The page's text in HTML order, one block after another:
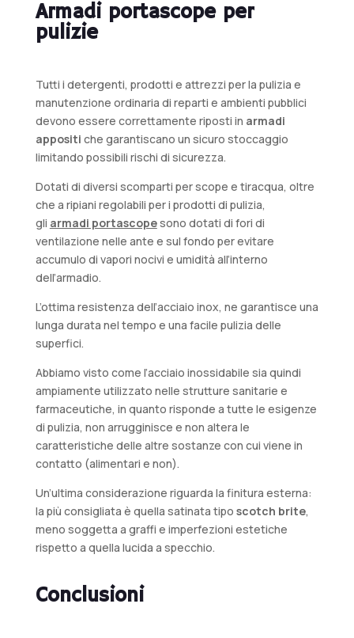
Armadi portascope per
pulizie
Tutti i detergenti, prodotti e attrezzi per la pulizia e
manutenzione ordinaria di reparti e ambienti pubblici
devono essere correttamente riposti in armadi
appositi che garantiscano un sicuro stoccaggio
limitando possibili rischi di sicurezza.
Dotati di diversi scomparti per scope e tiracqua, oltre
che a ripiani regolabili per i prodotti di pulizia,
gli armadi portascopesono dotati di fori di
ventilazione nelle ante e sul fondo per evitare
accumulo di vapori nocivi e umidità all’interno
dell’armadio.
L’ottima resistenza dell’acciaio inox, ne garantisce una
lunga durata nel tempo e una facile pulizia delle
superfici.
Abbiamo visto come l’acciaio inossidabile sia quindi
ampiamente utilizzato nelle strutture sanitarie e
farmaceutiche, in quanto risponde a tutte le esigenze
di pulizia, non arrugginisce e non altera le
caratteristiche delle altre sostanze con cui viene in
contatto (alimentari e non).
Un’ultima considerazione riguarda la finitura esterna:
la più consigliata è quella satinata tipo scotch brite,
meno soggetta a graffi e imperfezioni estetiche
rispetto a quella lucida a specchio.
Conclusioni